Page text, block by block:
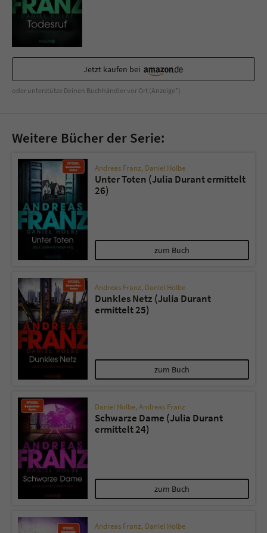
Jetzt kaufen bei
oder unterstütze Deinen Buchhändler vor Ort (Anzeige*)
Weitere Bücher der Serie:
Andreas Franz, Daniel Holbe
Unter Toten (Julia Durant ermittelt
26)
zum Buch
Andreas Franz, Daniel Holbe
Dunkles Netz (Julia Durant
ermittelt 25)
zum Buch
Daniel Holbe,Andreas Franz
Schwarze Dame (Julia Durant
ermittelt 24)
zum Buch
Andreas Franz, Daniel Holbe